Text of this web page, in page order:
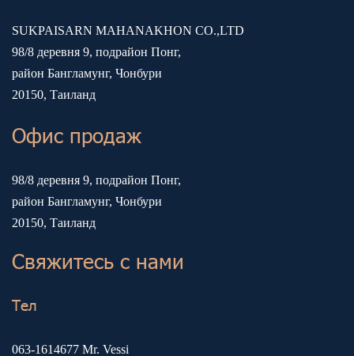
SUKPAISARN MAHANAKHON CO.,LTD
98/8 деревня 9, подрайон Понг,
район Бангламунг, Чонбури
20150, Таиланд
Офис продаж
98/8 деревня 9, подрайон Понг,
район Бангламунг, Чонбури
20150, Таиланд
Свяжитесь с нами
Тел
063-1614677 Mr. Vessi